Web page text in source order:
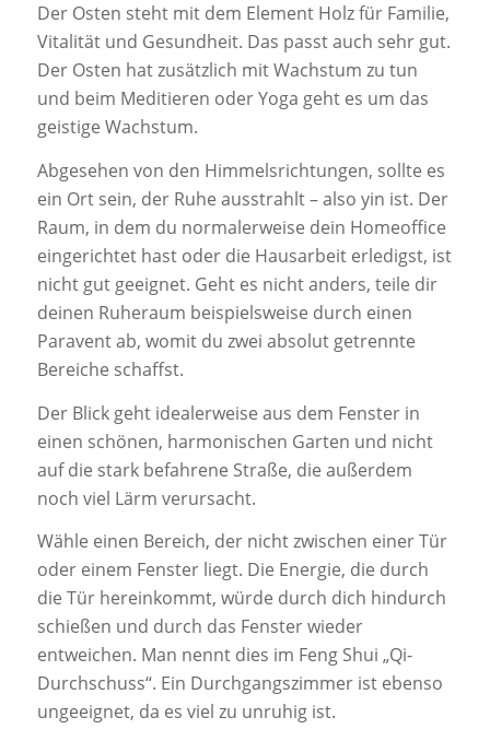
Der Osten steht mit dem Element Holz für Familie,
Vitalität und Gesundheit. Das passt auch sehr gut.
Der Osten hat zusätzlich mit Wachstum zu tun
und beim Meditieren oder Yoga geht es um das
geistige Wachstum.
Abgesehen von den Himmelsrichtungen, sollte es
ein Ort sein, der Ruhe ausstrahlt – also yin ist. Der
Raum, in dem du normalerweise dein Homeoffice
eingerichtet hast oder die Hausarbeit erledigst, ist
nicht gut geeignet. Geht es nicht anders, teile dir
deinen Ruheraum beispielsweise durch einen
Paravent ab, womit du zwei absolut getrennte
Bereiche schaffst.
Der Blick geht idealerweise aus dem Fenster in
einen schönen, harmonischen Garten und nicht
auf die stark befahrene Straße, die außerdem
noch viel Lärm verursacht.
Wähle einen Bereich, der nicht zwischen einer Tür
oder einem Fenster liegt. Die Energie, die durch
die Tür hereinkommt, würde durch dich hindurch
schießen und durch das Fenster wieder
entweichen. Man nennt dies im Feng Shui „Qi-
Durchschuss“. Ein Durchgangszimmer ist ebenso
ungeeignet, da es viel zu unruhig ist.